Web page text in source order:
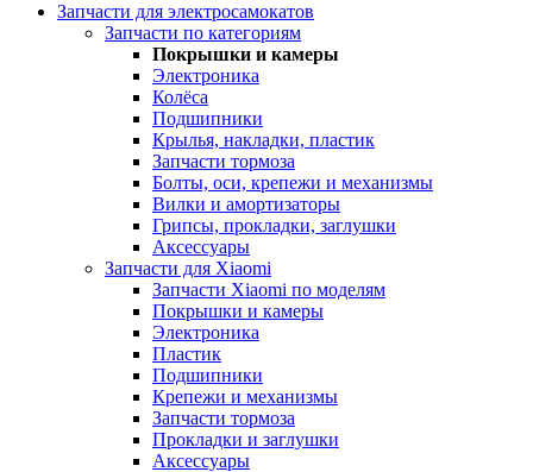
Запчасти для электросамокатов
Запчасти по категориям
Покрышки и камеры
Электроника
Колёса
Подшипники
Крылья, накладки, пластик
Запчасти тормоза
Болты, оси, крепежи и механизмы
Вилки и амортизаторы
Грипсы, прокладки, заглушки
Аксессуары
Запчасти для Xiaomi
Запчасти Xiaomi по моделям
Покрышки и камеры
Электроника
Пластик
Подшипники
Крепежи и механизмы
Запчасти тормоза
Прокладки и заглушки
Аксессуары